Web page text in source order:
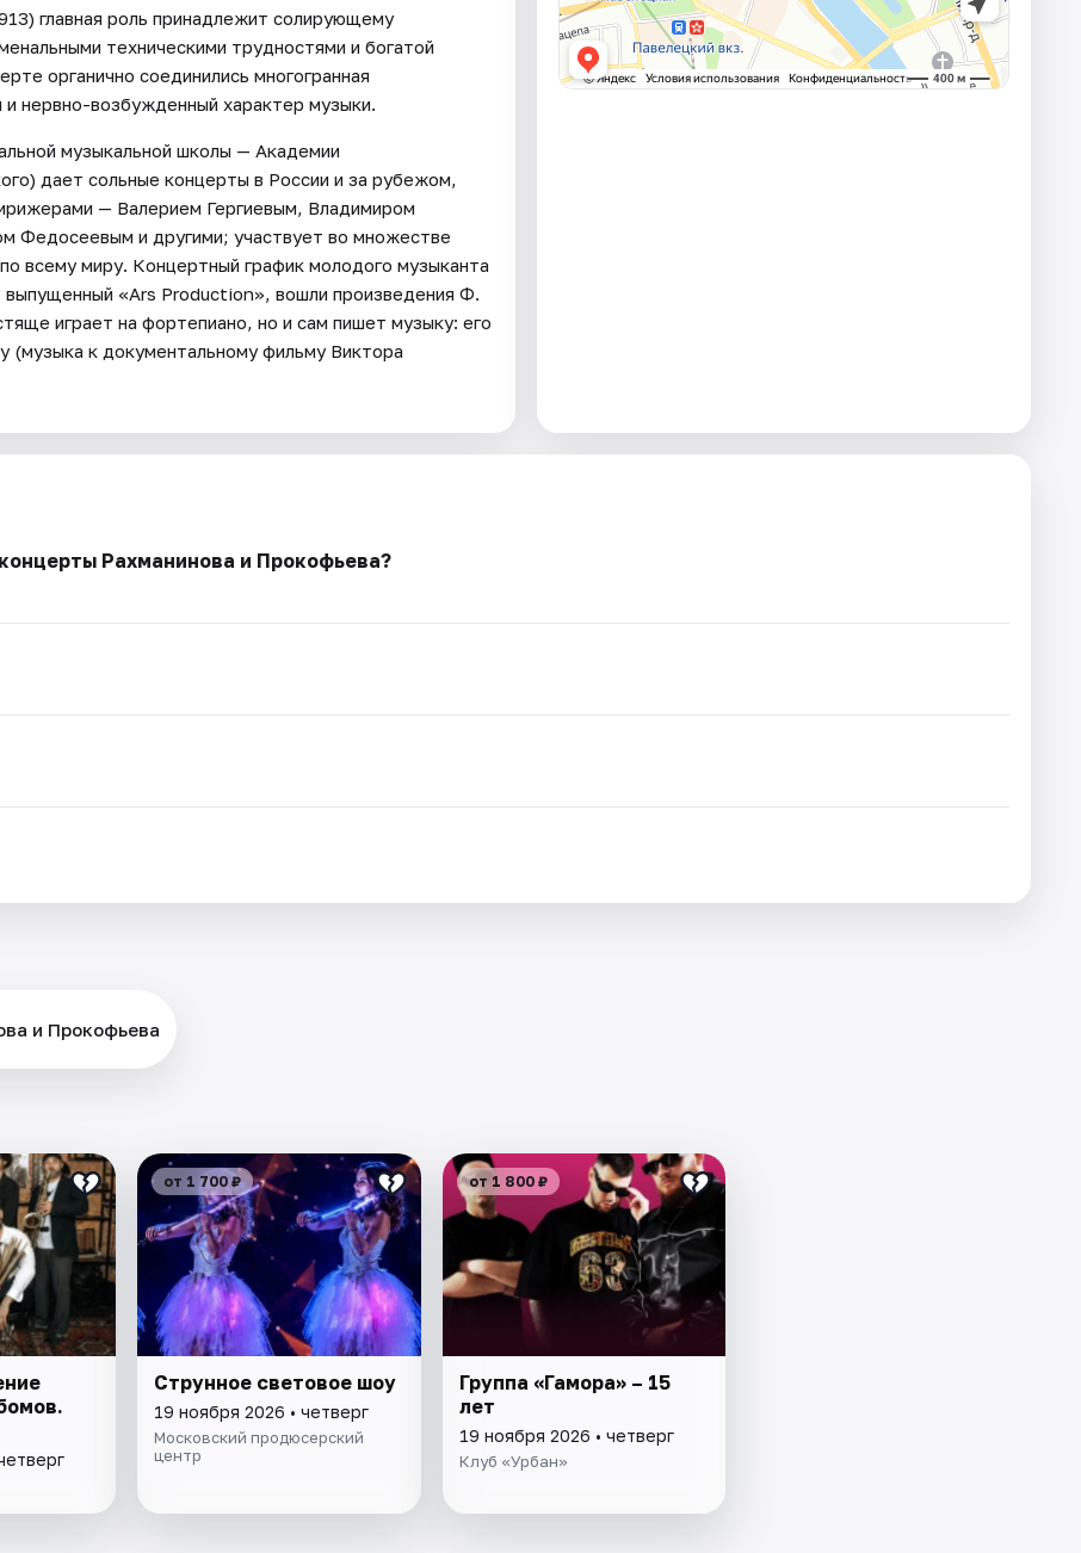
главная роль принадлежит солирующему
техническими трудностями и богатой
органично соединились многогранная
нервно-возбужденный характер музыки.
музыкальной школы — Академии
дает сольные концерты в России и за рубежом,
— Валерием Гергиевым, Владимиром
Федосеевым и другими; участвует во множестве
всему миру. Концертный график молодого музыканта
выпущенный «Ars Production», вошли произведения Ф.
играет на фортепиано, но и сам пишет музыку: его
(музыка к документальному фильму Виктора
Рахманинова и Прокофьева?
и Прокофьева
от 1 700 ₽
Струнное световое шоу
19 ноября 2026 • четверг
Московский продюсерский
центр
от 1 800 ₽
​Группа «Гамора» –​ 15
лет
19 ноября 2026 • четверг
Клуб «Урбан»